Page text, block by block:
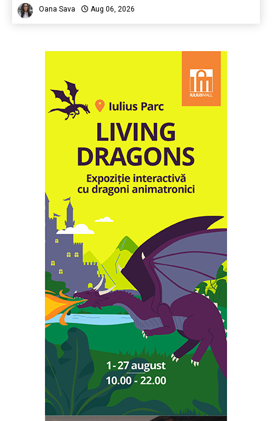
Oana Sava Aug 06, 2026